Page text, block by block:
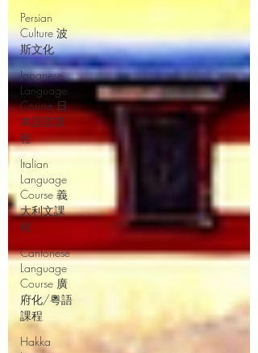
Persian
Culture 波
斯文化
Japanese
Language
Course 日
本語言課
程
Italian
Language
Course 義
大利文課
程
Cantonese
Language
Course 廣
府化/粵語
課程
Hakka